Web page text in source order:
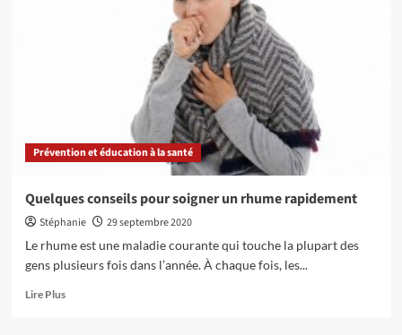
Prévention et éducation à la santé
Quelques conseils pour soigner un rhume rapidement
Stéphanie
29 septembre 2020
Le rhume est une maladie courante qui touche la plupart des
gens plusieurs fois dans l’année. À chaque fois, les...
Lire PlusEn